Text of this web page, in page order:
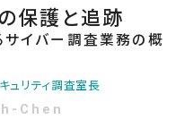
保護と追跡
イバー調査業務の概
ュリティ調査室長
Chen